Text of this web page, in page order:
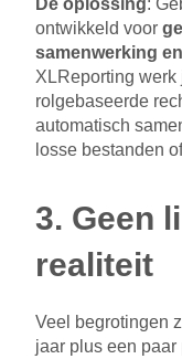
ontwikkeld voor
samenwerking
XLReporting
rolgebaseerde
automatisch
losse bestanden
3. Geen
realiteit
Veel begrotingen
jaar plus een paar